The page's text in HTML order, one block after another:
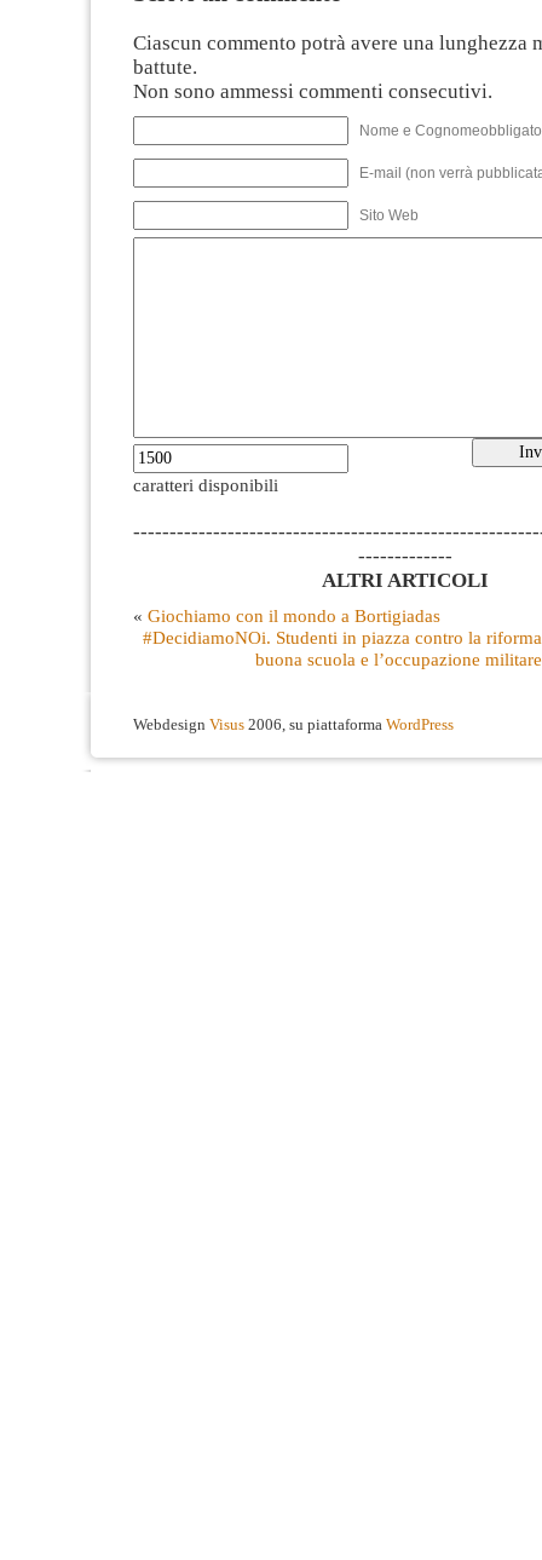
Ciascun commento potrà avere una lunghezza
battute.
Non sono ammessi commenti consecutivi.
Nome e
E-mail (non verrà
Sito Web
caratteri disponibili
-------------
ALTRI ARTICOLI
« Giochiamo con il mondo a Bortigiadas
#DecidiamoNOi. Studenti in piazza contro la
buona scuola e l’occupazione militare
Webdesign Visus 2006, su piattaforma WordPress